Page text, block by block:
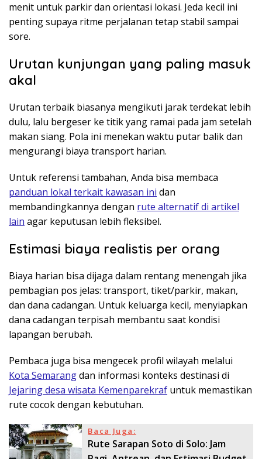
menit untuk parkir dan orientasi lokasi. Jeda kecil ini
penting supaya ritme perjalanan tetap stabil sampai
sore.
Urutan kunjungan yang paling masuk
akal
Urutan terbaik biasanya mengikuti jarak terdekat lebih
dulu, lalu bergeser ke titik yang ramai pada jam setelah
makan siang. Pola ini menekan waktu putar balik dan
mengurangi biaya transport harian.
Untuk referensi tambahan, Anda bisa membaca
panduan lokal terkait kawasan ini dan
membandingkannya dengan rute alternatif di artikel
lain agar keputusan lebih fleksibel.
Estimasi biaya realistis per orang
Biaya harian bisa dijaga dalam rentang menengah jika
pembagian pos jelas: transport, tiket/parkir, makan,
dan dana cadangan. Untuk keluarga kecil, menyiapkan
dana cadangan terpisah membantu saat kondisi
lapangan berubah.
Pembaca juga bisa mengecek profil wilayah melalui
Kota Semarangdan informasi konteks destinasi di
Jejaring desa wisata Kemenparekraf untuk memastikan
rute cocok dengan kebutuhan.
Baca Juga:
Rute Sarapan Soto di Solo: Jam